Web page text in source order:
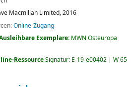
Macmillan Limited,2016
Online-Zugang
Exemplare: MWN Osteuropa
RessourceSignatur: E-19-e00402 | W 65